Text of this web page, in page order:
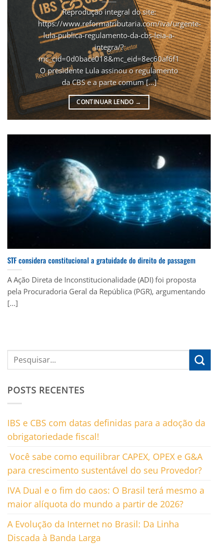
Reprodução integral do site:
https://www.reformatributaria.com/iva/urgente-
lula-publica-regulamento-da-cbs-leia-a-
integra/?
mc_cid=0d0bace018&mc_eid=8ec60af6f1
O presidente Lula assinou o regulamento
da CBS e a parte comum [...]
CONTINUAR LENDO →
STF considera constitucional a gratuidade do direito de passagem
A Ação Direta de Inconstitucionalidade (ADI) foi proposta
pela Procuradoria Geral da República (PGR), argumentando
[...]
POSTS RECENTES
IBS e CBS com datas definidas para a adoção da
obrigatoriedade fiscal!
Você sabe como equilibrar CAPEX, OPEX e G&A
para crescimento sustentável do seu Provedor?
IVA Dual e o fim do caos: O Brasil terá mesmo a
maior alíquota do mundo a partir de 2026?
A Evolução da Internet no Brasil: Da Linha
Discada à Banda Larga